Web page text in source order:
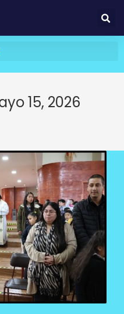
15, 2026